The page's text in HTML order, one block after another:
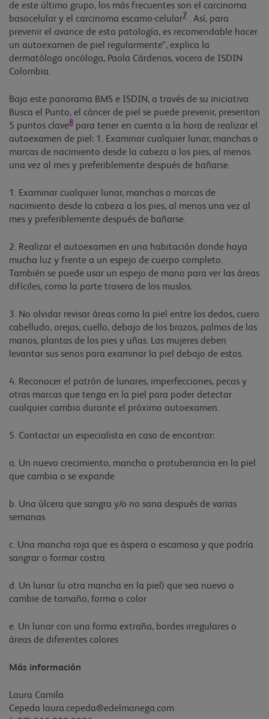
de este último grupo, los más frecuentes son el carcinoma
basocelular y el carcinoma escamo-celular7 . Así, para
prevenir el avance de esta patología, es recomendable hacer
un autoexamen de piel regularmente”, explica la
dermatóloga oncóloga, Paola Cárdenas, vocera de ISDIN
Colombia.
Bajo este panorama BMS e ISDIN, a través de su iniciativa
Busca el Punto, el cáncer de piel se puede prevenir, presentan
5 puntos clave8 para tener en cuenta a la hora de realizar el
autoexamen de piel: 1. Examinar cualquier lunar, manchas o
marcas de nacimiento desde la cabeza a los pies, al menos
una vez al mes y preferiblemente después de bañarse.
1. Examinar cualquier lunar, manchas o marcas de
nacimiento desde la cabeza a los pies, al menos una vez al
mes y preferiblemente después de bañarse.
2. Realizar el autoexamen en una habitación donde haya
mucha luz y frente a un espejo de cuerpo completo.
También se puede usar un espejo de mano para ver las áreas
difíciles, como la parte trasera de los muslos.
3. No olvidar revisar áreas como la piel entre los dedos, cuero
cabelludo, orejas, cuello, debajo de los brazos, palmas de las
manos, plantas de los pies y uñas. Las mujeres deben
levantar sus senos para examinar la piel debajo de estos.
4. Reconocer el patrón de lunares, imperfecciones, pecas y
otras marcas que tenga en la piel para poder detectar
cualquier cambio durante el próximo autoexamen.
5. Contactar un especialista en caso de encontrar:
a. Un nuevo crecimiento, mancha o protuberancia en la piel
que cambia o se expande
b. Una úlcera que sangra y/o no sana después de varias
semanas
c. Una mancha roja que es áspera o escamosa y que podría
sangrar o formar costra
d. Un lunar (u otra mancha en la piel) que sea nuevo o
cambie de tamaño, forma o color
e. Un lunar con una forma extraña, bordes irregulares o
áreas de diferentes colores
Más información
Laura Camila
Cepeda laura.cepeda@edelmanega.com